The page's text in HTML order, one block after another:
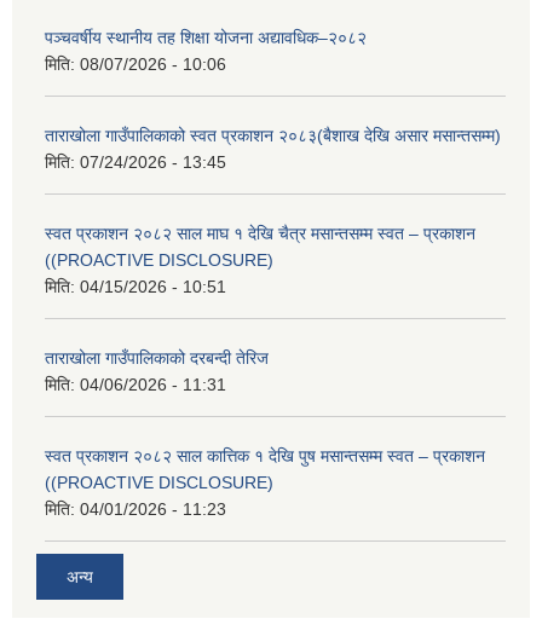
पञ्चवर्षीय स्थानीय तह शिक्षा योजना अद्यावधिक–२०८२
मिति: 08/07/2026 - 10:06
ताराखोला गाउँपालिकाको स्वत प्रकाशन २०८३(बैशाख देखि असार मसान्तसम्म)
मिति: 07/24/2026 - 13:45
स्वत प्रकाशन २०८२ साल माघ १ देखि चैत्र मसान्तसम्म स्वत – प्रकाशन
((PROACTIVE DISCLOSURE)
मिति: 04/15/2026 - 10:51
ताराखोला गाउँपालिकाको दरबन्दी तेरिज
मिति: 04/06/2026 - 11:31
स्वत प्रकाशन २०८२ साल कात्तिक १ देखि पुष मसान्तसम्म स्वत – प्रकाशन
((PROACTIVE DISCLOSURE)
मिति: 04/01/2026 - 11:23
अन्य